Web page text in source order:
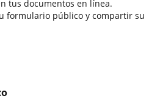
tus documentos en línea.
formulario público y compartir su